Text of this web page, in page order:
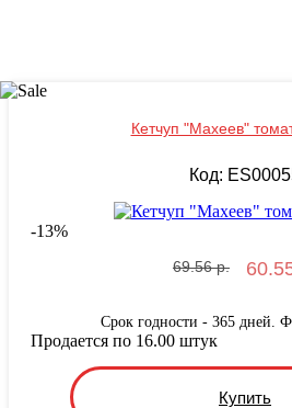
Кетчуп "Махеев"
Код:
-13%
69.56 р.
Срок годности - 365 дней.
Купить
Продается по 16.00 штук